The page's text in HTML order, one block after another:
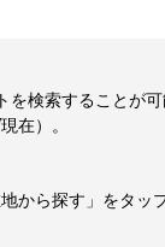
検索することが
在）。
から探す」をタッ